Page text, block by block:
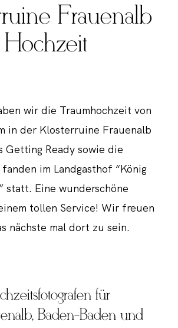
Frauenalb
Hochzeit
wir die Traumhochzeit von
in der Klosterruine Frauenalb
Getting Ready sowie die
im Landgasthof “König
statt. Eine wunderschöne
tollen Service! Wir freuen
nächste mal dort zu sein.
für
Baden-Baden und